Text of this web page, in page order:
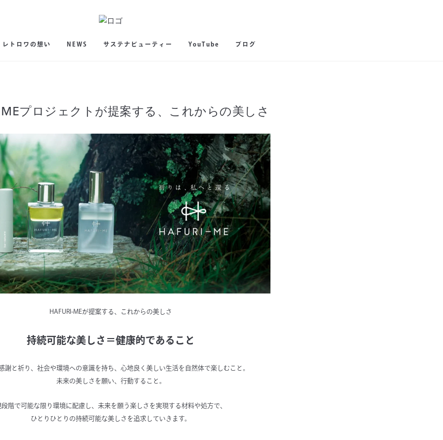
レトロワの想い NEWS サステナビューティー YouTube ブログ
プロジェクトが提案する、これからの美しさ
HAFURI-MEが提案する、これからの美しさ
持続可能な美しさ＝健康的であること
謝と祈り、社会や環境への意識を持ち、心地良く美しい生活を自然体で楽しむこと。
未来の美しさを願い、行動すること。
段階で可能な限り環境に配慮し、未来を願う楽しさを実現する材料や処方で、
ひとりひとりの持続可能な美しさを追求していきます。